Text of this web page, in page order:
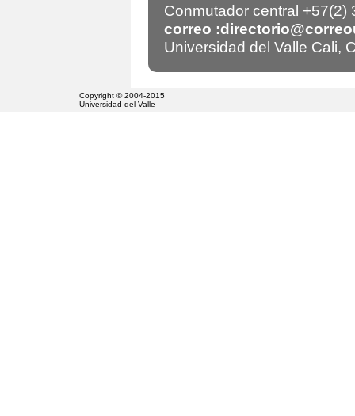
Conmutador central +57(2)
correo
Universidad del Valle Cali,
Copyright © 2004-2015
Universidad del Valle